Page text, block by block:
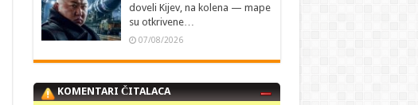
doveli Kijev, na kolena — mape
su otkrivene…
07/08/2026
KOMENTARI ČITALACA